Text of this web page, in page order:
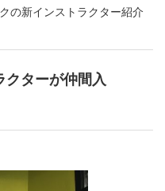
の新インストラクター紹介
クターが仲間入